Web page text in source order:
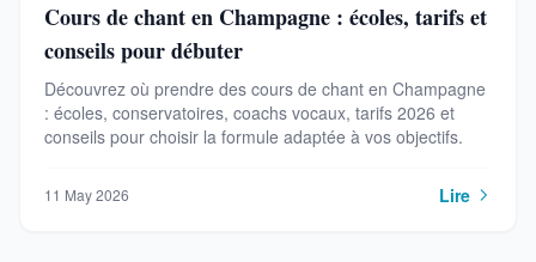
Cours de chant en Champagne : écoles, tarifs et
conseils pour débuter
Découvrez où prendre des cours de chant en Champagne
: écoles, conservatoires, coachs vocaux, tarifs 2026 et
conseils pour choisir la formule adaptée à vos objectifs.
11 May 2026 Lire